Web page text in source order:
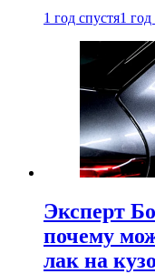
1 год спустя1 год
Эксперт
почему
лак на